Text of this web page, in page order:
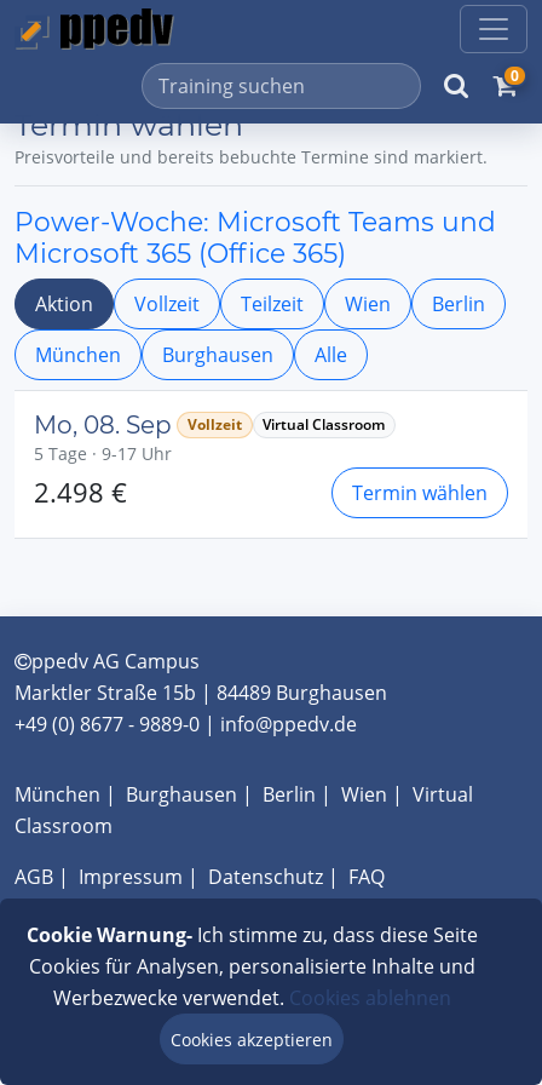
0
Termin wählen
Preisvorteile und bereits bebuchte Termine sind markiert.
Power-Woche: Microsoft Teams und
Microsoft 365 (Office 365)
Aktion Vollzeit Teilzeit Wien
Berlin
München
Burghausen Alle
Mo, 08. Sep Vollzeit Virtual Classroom
5 Tage · 9-17 Uhr
2.498 € Termin wählen
ppedv AG Campus
Marktler Straße 15b | 84489 Burghausen
+49 (0) 8677 - 9889-0 | info@ppedv.de
München | Burghausen | Berlin | Wien | Virtual
Classroom
AGB | Impressum | Datenschutz | FAQ
Cookie Warnung-Ich stimme zu, dass diese Seite
Cookies für Analysen, personalisierte Inhalte und
Werbezwecke verwendet. Cookies ablehnen
Cookies akzeptieren